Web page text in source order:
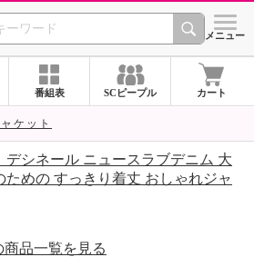
CHANNEL シメニュー
番組表 SCピープル カート
ケット
シネール ニュースラブデニム 大
ための すっきり着丈 おしゃれジャ
商品一覧を見る